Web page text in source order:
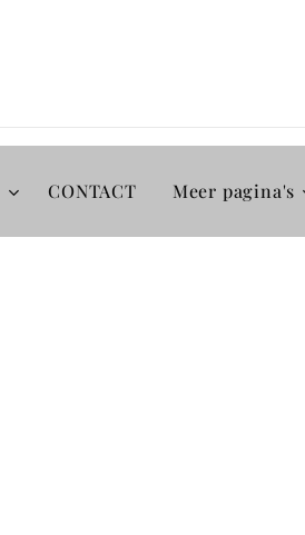
CONTACT Meer pagina's